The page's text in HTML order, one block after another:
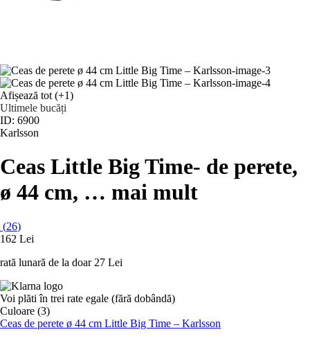
Afișează tot (+1)
Ultimele bucăți
ID: 6900
Karlsson
Ceas Little Big Time- de perete,
ø 44 cm, … mai mult
(26)
162 Lei
rată lunară de la doar 27 Lei
Voi plăti în trei rate egale (fără dobândă)
Culoare (3)
Ceas de perete ø 44 cm Little Big Time – Karlsson